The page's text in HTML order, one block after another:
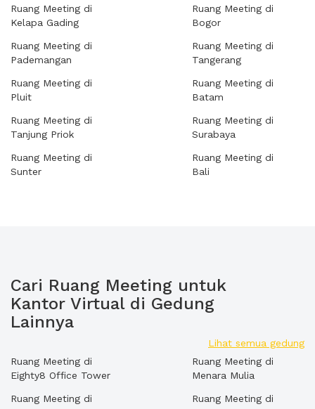
Ruang Meeting di
Kelapa Gading
Ruang Meeting di
Pademangan
Ruang Meeting di
Pluit
Ruang Meeting di
Tanjung Priok
Ruang Meeting di
Sunter
Ruang Meeting di
Bogor
Ruang Meeting di
Tangerang
Ruang Meeting di
Batam
Ruang Meeting di
Surabaya
Ruang Meeting di
Bali
Cari Ruang Meeting untuk
Kantor Virtual di Gedung
Lainnya
Lihat semua gedung
Ruang Meeting di
Eighty8 Office Tower
Ruang Meeting di
Ruang Meeting di
Menara Mulia
Ruang Meeting di